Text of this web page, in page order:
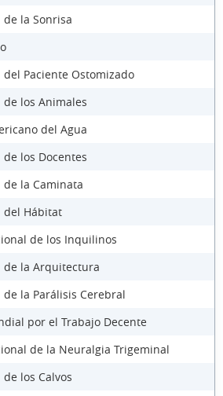
la Sonrisa
Paciente Ostomizado
los Animales
del Agua
los Docentes
la Caminata
del Hábitat
de los Inquilinos
de la Arquitectura
la Parálisis Cerebral
por el Trabajo Decente
de la Neuralgia Trigeminal
los Calvos